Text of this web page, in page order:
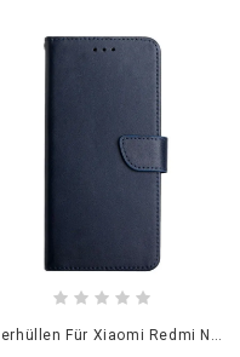
Lederhüllen Für Xiaomi Redmi Note 14 Pro 5g Nappaleder